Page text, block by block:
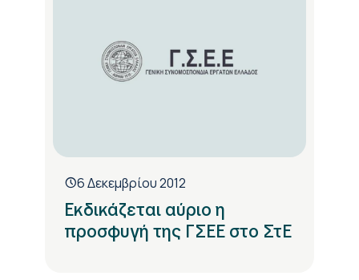
6 Δεκεμβρίου 2012
Εκδικάζεται αύριο η
προσφυγή της ΓΣΕΕ στο ΣτΕ